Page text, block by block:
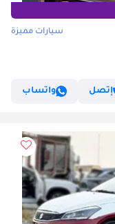
سيارات مميزة
إتصل
واتساب